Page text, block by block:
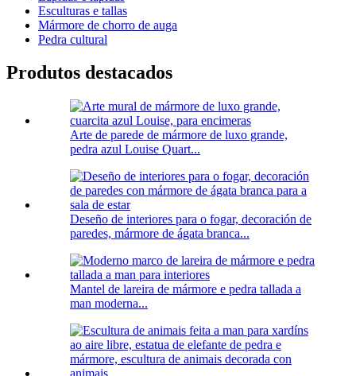
Esculturas e tallas
Mármore de chorro de auga
Pedra cultural
Produtos destacados
Arte de parede de mármore de luxo grande,
pedra azul Louise Quart...
Deseño de interiores para o fogar, decoración de
paredes, mármore de ágata branca...
Mantel de lareira de mármore e pedra tallada a
man moderna...